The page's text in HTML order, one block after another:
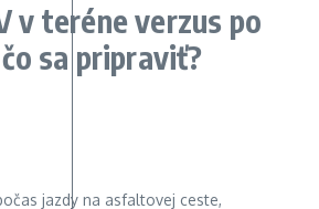
v teréne verzus po
sa pripraviť?